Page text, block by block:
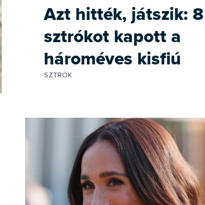
Azt hitték, játszik: 8
sztrókot kapott a
hároméves kisfiú
SZTRÓK